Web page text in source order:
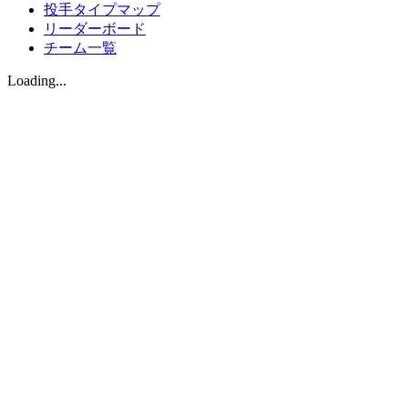
投手タイプマップ
リーダーボード
チーム一覧
Loading...